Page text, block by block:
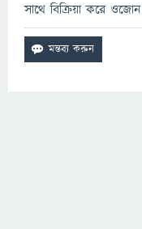
সাথে বিক্রিয়া করে